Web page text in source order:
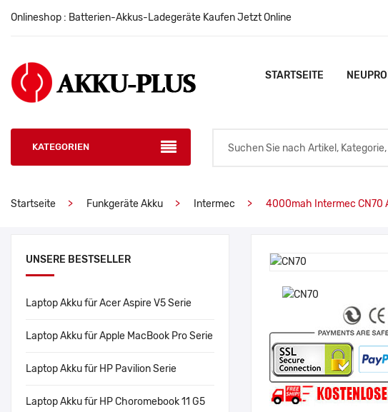
Onlineshop : Batterien-Akkus-Ladegeräte Kaufen Jetzt Online
STARTSEITE
KATEGORIEN
Startseite Funkgeräte Akku Intermec 4000mah Intermec CN70
UNSERE BESTSELLER
Laptop Akku für Acer Aspire V5 Serie
Laptop Akku für Apple MacBook Pro Serie
Laptop Akku für HP Pavilion Serie
Laptop Akku für HP Choromebook 11 G5